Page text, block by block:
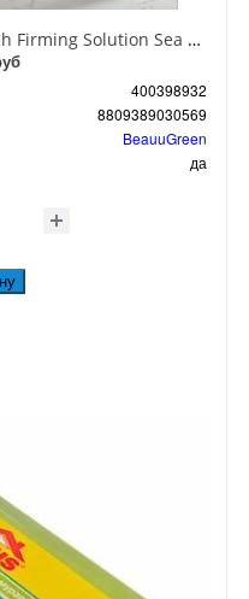
BeauuGreen Hydrogel Eye Patch Firming Solution Sea Cocumber & Black Гидрогелевые патчи для кожи вокруг глаз с экстрактом черного морского огурца 60 шт 90 гр
400398932
8809389030569
BeauuGreen
да